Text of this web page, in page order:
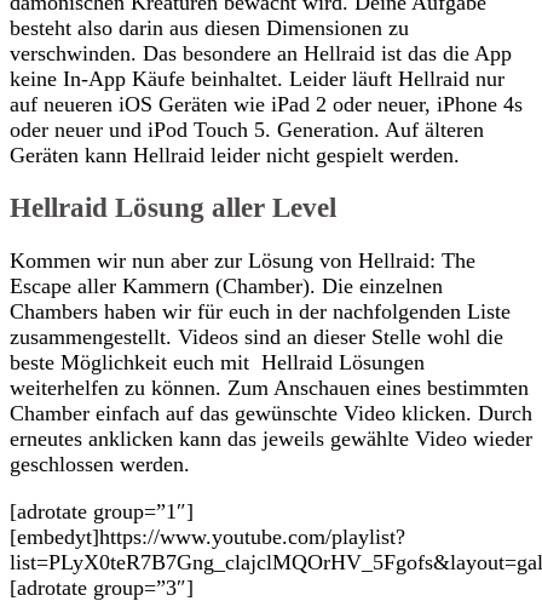
besteht also darin aus diesen Dimensionen zu
verschwinden. Das besondere an Hellraid ist das die App
keine In-App Käufe beinhaltet. Leider läuft Hellraid nur
auf neueren iOS Geräten wie iPad 2 oder neuer, iPhone 4s
oder neuer und iPod Touch 5. Generation. Auf älteren
Geräten kann Hellraid leider nicht gespielt werden.
Hellraid Lösung aller Level
Kommen wir nun aber zur Lösung von Hellraid: The
Escape aller Kammern (Chamber). Die einzelnen
Chambers haben wir für euch in der nachfolgenden Liste
zusammengestellt. Videos sind an dieser Stelle wohl die
beste Möglichkeit euch mit Hellraid Lösungen
weiterhelfen zu können. Zum Anschauen eines bestimmten
Chamber einfach auf das gewünschte Video klicken. Durch
erneutes anklicken kann das jeweils gewählte Video wieder
geschlossen werden.
[adrotate group=”1″]
[embedyt]https://www.youtube.com/playlist?
[adrotate group=”3″]